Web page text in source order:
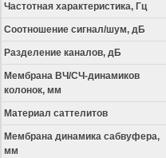
Частотная характеристика, Гц
Соотношение сигнал/шум, дБ
Разделение каналов, дБ
Мембрана ВЧ/СЧ-динамиков
колонок, мм
Материал саттелитов
Мембрана динамика сабвуфера,
мм